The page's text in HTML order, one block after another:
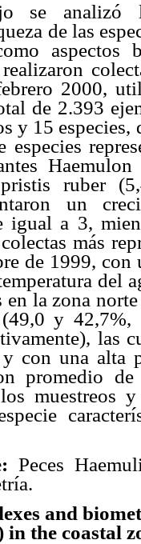
se analizó
de las
aspectos
2000,
de 2.393
y 15
especies
ruber
un
igual a 3,
más
de 1999,
del
en la zona
y
las
y con una alta
promedio
muestreos
Peces
and
in the coastal